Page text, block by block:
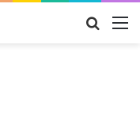
Szukaj